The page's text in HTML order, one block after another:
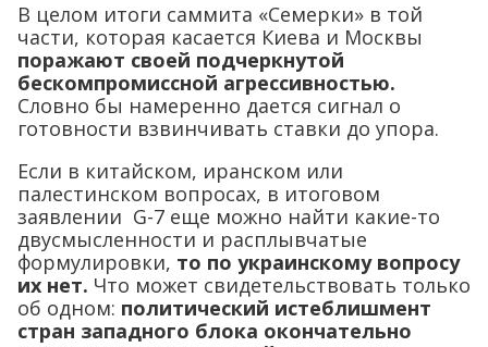
В целом итоги саммита «Семерки» в той
части, которая касается Киева и Москвы
поражают своей подчеркнутой
бескомпромиссной агрессивностью.
Словно бы намеренно дается сигнал о
готовности взвинчивать ставки до упора.
Если в китайском, иранском или
палестинском вопросах, в итоговом
заявлении G-7 еще можно найти какие-то
двусмысленности и расплывчатые
формулировки, то по украинскому вопросу
их нет. Что может свидетельствовать только
об одном: политический истеблишмент
стран западного блока окончательно